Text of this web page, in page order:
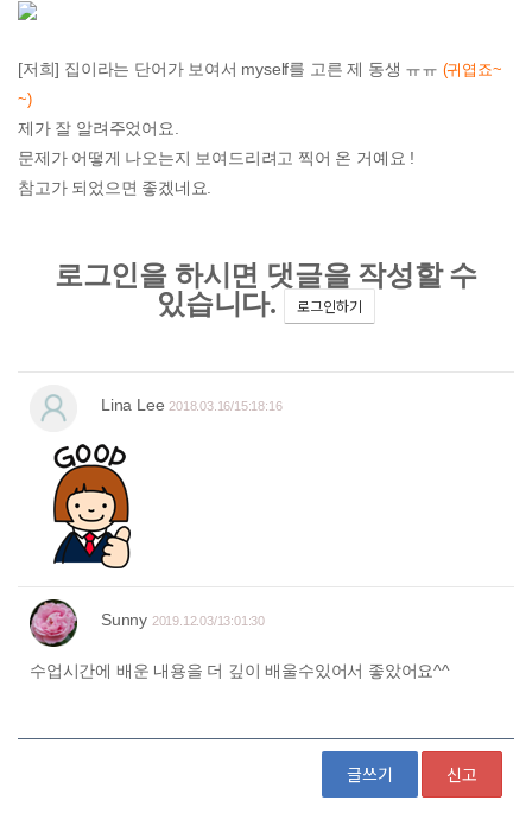
[저희] 집이라는 단어가 보여서 myself를 고른 제 동생 ㅠㅠ (귀엽죠~
~)
제가 잘 알려주었어요.
문제가 어떻게 나오는지 보여드리려고 찍어 온 거예요 !
참고가 되었으면 좋겠네요
글쓰기 신고